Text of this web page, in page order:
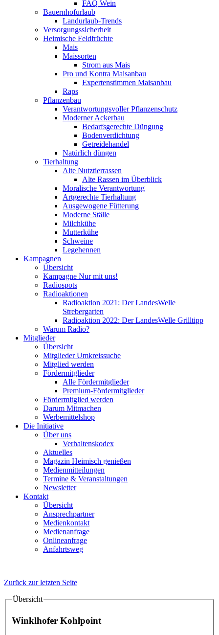
FAQ Wein
Bauernhofurlaub
Landurlaub-Trends
Versorgungssicherheit
Heimische Feldfrüchte
Mais
Maissorten
Strom aus Mais
Pro und Kontra Maisanbau
Expertenstimmen Maisanbau
Raps
Pflanzenbau
Verantwortungsvoller Pflanzenschutz
Moderner Ackerbau
Bedarfsgerechte Düngung
Bodenverdichtung
Getreidehandel
Natürlich düngen
Tierhaltung
Alte Nutztierrassen
Alte Rassen im Überblick
Moralische Verantwortung
Artgerechte Tierhaltung
Ausgewogene Fütterung
Moderne Ställe
Milchkühe
Mutterkühe
Schweine
Legehennen
Kampagnen
Übersicht
Kampagne Nur mit uns!
Radiospots
Radioaktionen
Radioaktion 2021: Der LandesWelle
Strebergarten
Radioaktion 2022: Der LandesWelle Grilltipp
Warum Radio?
Mitglieder
Übersicht
Mitglieder Umkreissuche
Mitglied werden
Fördermitglieder
Alle Fördermitglieder
Premium-Fördermitglieder
Fördermitglied werden
Darum Mitmachen
Werbemittelshop
Die Initiative
Über uns
Verhaltenskodex
Aktuelles
Magazin Heimisch genießen
Medienmitteilungen
Termine & Veranstaltungen
Newsletter
Kontakt
Übersicht
Ansprechpartner
Medienkontakt
Medienanfrage
Onlineanfrage
Anfahrtsweg
Zurück zur letzten Seite
Übersicht
Winklhofer Kohlpoint